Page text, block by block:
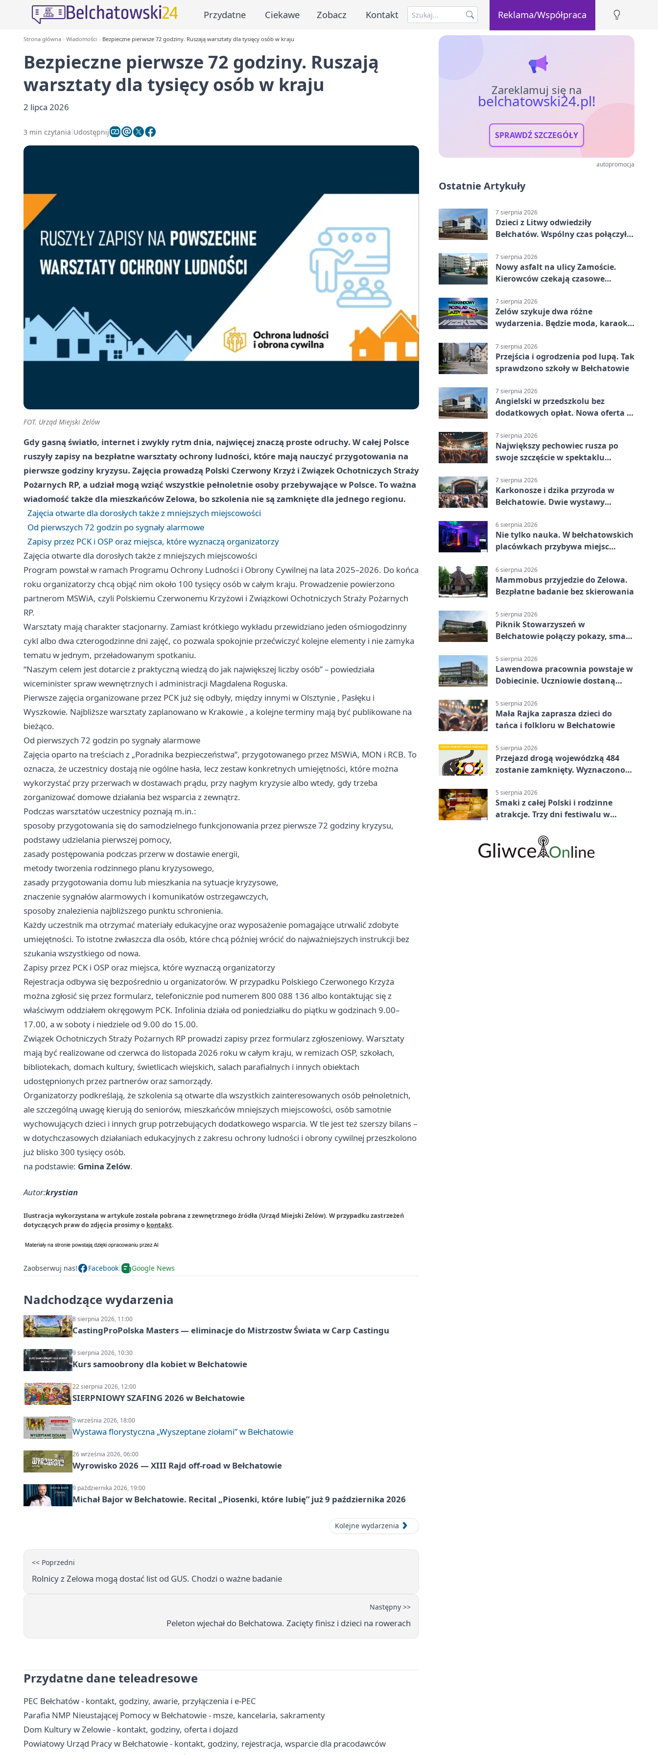
Przydatne Ciekawe Zobacz Kontakt Reklama/Współpraca
Strona główna Wiadomości Bezpieczne pierwsze 72 godziny. Ruszają warsztaty dla tysięcy osób w kraju
Bezpieczne pierwsze 72 godziny. Ruszają
warsztaty dla tysięcy osób w kraju
2 lipca 2026
3 min czytania Udostępnij
FOT. Urząd Miejski Zelów
Gdy gasną światło, internet i zwykły rytm dnia, najwięcej znaczą proste odruchy. W całej Polsce
ruszyły zapisy na bezpłatne warsztaty ochrony ludności, które mają nauczyć przygotowania na
pierwsze godziny kryzysu. Zajęcia prowadzą Polski Czerwony Krzyż i Związek Ochotniczych Straży
Pożarnych RP, a udział mogą wziąć wszystkie pełnoletnie osoby przebywające w Polsce. To ważna
wiadomość także dla mieszkańców Zelowa, bo szkolenia nie są zamknięte dla jednego regionu.
Zajęcia otwarte dla dorosłych także z mniejszych miejscowości
Od pierwszych 72 godzin po sygnały alarmowe
Zapisy przez PCK i OSP oraz miejsca, które wyznaczą organizatorzy
Zajęcia otwarte dla dorosłych także z mniejszych miejscowości
Program powstał w ramach Programu Ochrony Ludności i Obrony Cywilnej na lata 2025–2026. Do końca
roku organizatorzy chcą objąć nim około 100 tysięcy osób w całym kraju. Prowadzenie powierzono
partnerom MSWiA, czyli Polskiemu Czerwonemu Krzyżowi i Związkowi Ochotniczych Straży Pożarnych
RP.
Warsztaty mają charakter stacjonarny. Zamiast krótkiego wykładu przewidziano jeden ośmiogodzinny
cykl albo dwa czterogodzinne dni zajęć, co pozwala spokojnie przećwiczyć kolejne elementy i nie zamyka
tematu w jednym, przeładowanym spotkaniu.
“Naszym celem jest dotarcie z praktyczną wiedzą do jak największej liczby osób” – powiedziała
wiceminister spraw wewnętrznych i administracji Magdalena Roguska.
Pierwsze zajęcia organizowane przez PCK już się odbyły, między innymi w Olsztynie , Pasłęku i
Wyszkowie. Najbliższe warsztaty zaplanowano w Krakowie , a kolejne terminy mają być publikowane na
bieżąco.
Od pierwszych 72 godzin po sygnały alarmowe
Zajęcia oparto na treściach z „Poradnika bezpieczeństwa”, przygotowanego przez MSWiA, MON i RCB. To
oznacza, że uczestnicy dostają nie ogólne hasła, lecz zestaw konkretnych umiejętności, które można
wykorzystać przy przerwach w dostawach prądu, przy nagłym kryzysie albo wtedy, gdy trzeba
zorganizować domowe działania bez wsparcia z zewnątrz.
Podczas warsztatów uczestnicy poznają m.in.:
sposoby przygotowania się do samodzielnego funkcjonowania przez pierwsze 72 godziny kryzysu,
podstawy udzielania pierwszej pomocy,
zasady postępowania podczas przerw w dostawie energii,
metody tworzenia rodzinnego planu kryzysowego,
zasady przygotowania domu lub mieszkania na sytuacje kryzysowe,
znaczenie sygnałów alarmowych i komunikatów ostrzegawczych,
sposoby znalezienia najbliższego punktu schronienia.
Każdy uczestnik ma otrzymać materiały edukacyjne oraz wyposażenie pomagające utrwalić zdobyte
umiejętności. To istotne zwłaszcza dla osób, które chcą później wrócić do najważniejszych instrukcji bez
szukania wszystkiego od nowa.
Zapisy przez PCK i OSP oraz miejsca, które wyznaczą organizatorzy
Rejestracja odbywa się bezpośrednio u organizatorów. W przypadku Polskiego Czerwonego Krzyża
można zgłosić się przez formularz, telefonicznie pod numerem 800 088 136 albo kontaktując się z
właściwym oddziałem okręgowym PCK. Infolinia działa od poniedziałku do piątku w godzinach 9.00–
17.00, a w soboty i niedziele od 9.00 do 15.00.
Związek Ochotniczych Straży Pożarnych RP prowadzi zapisy przez formularz zgłoszeniowy. Warsztaty
mają być realizowane od czerwca do listopada 2026 roku w całym kraju, w remizach OSP, szkołach,
bibliotekach, domach kultury, świetlicach wiejskich, salach parafialnych i innych obiektach
udostępnionych przez partnerów oraz samorządy.
Organizatorzy podkreślają, że szkolenia są otwarte dla wszystkich zainteresowanych osób pełnoletnich,
ale szczególną uwagę kierują do seniorów, mieszkańców mniejszych miejscowości, osób samotnie
wychowujących dzieci i innych grup potrzebujących dodatkowego wsparcia. W tle jest też szerszy bilans –
w dotychczasowych działaniach edukacyjnych z zakresu ochrony ludności i obrony cywilnej przeszkolono
już blisko 300 tysięcy osób.
na podstawie: Gmina Zelów.
Autor:krystian
Ilustracja wykorzystana w artykule została pobrana z zewnętrznego źródła (Urząd Miejski Zelów). W przypadku zastrzeżeń
dotyczących praw do zdjęcia prosimy o kontakt.
Zaobserwuj nas! Facebook Google News
Nadchodzące wydarzenia
8 sierpnia 2026, 11:00
CastingProPolska Masters — eliminacje do Mistrzostw Świata w Carp Castingu
9 sierpnia 2026, 10:30
Kurs samoobrony dla kobiet w Bełchatowie
22 sierpnia 2026, 12:00
SIERPNIOWY SZAFING 2026 w Bełchatowie
9 września 2026, 18:00
Wystawa florystyczna „Wyszeptane ziołami” w Bełchatowie
26 września 2026, 06:00
Wyrowisko 2026 — XIII Rajd off‑road w Bełchatowie
9 października 2026, 19:00
Michał Bajor w Bełchatowie. Recital „Piosenki, które lubię” już 9 października 2026
Kolejne wydarzenia
<< Poprzedni
Rolnicy z Zelowa mogą dostać list od GUS. Chodzi o ważne badanie
Następny >>
Peleton wjechał do Bełchatowa. Zacięty finisz i dzieci na rowerach
Przydatne dane teleadresowe
PEC Bełchatów - kontakt, godziny, awarie, przyłączenia i e-PEC
Parafia NMP Nieustającej Pomocy w Bełchatowie - msze, kancelaria, sakramenty
Dom Kultury w Zelowie - kontakt, godziny, oferta i dojazd
Powiatowy Urząd Pracy w Bełchatowie - kontakt, godziny, rejestracja, wsparcie dla pracodawców
Zareklamuj się na
belchatowski24.pl!
SPRAWDŹ SZCZEGÓŁY
autopromocja
Ostatnie Artykuły
7 sierpnia 2026
Dzieci z Litwy odwiedziły
Bełchatów. Wspólny czas połączył
7 sierpnia 2026
Nowy asfalt na ulicy Zamoście.
Kierowców czekają czasowe
7 sierpnia 2026
Zelów szykuje dwa różne
wydarzenia. Będzie moda, karaoke
7 sierpnia 2026
Przejścia i ogrodzenia pod lupą. Tak
sprawdzono szkoły w Bełchatowie
7 sierpnia 2026
Angielski w przedszkolu bez
dodatkowych opłat. Nowa oferta w
7 sierpnia 2026
Największy pechowiec rusza po
swoje szczęście w spektaklu
7 sierpnia 2026
Karkonosze i dzika przyroda w
Bełchatowie. Dwie wystawy
6 sierpnia 2026
Nie tylko nauka. W bełchatowskich
placówkach przybywa miejsc
6 sierpnia 2026
Mammobus przyjedzie do Zelowa.
Bezpłatne badanie bez skierowania
5 sierpnia 2026
Piknik Stowarzyszeń w
Bełchatowie połączy pokazy, smaki
5 sierpnia 2026
Lawendowa pracownia powstaje w
Dobiecinie. Uczniowie dostaną
5 sierpnia 2026
Mała Rajka zaprasza dzieci do
tańca i folkloru w Bełchatowie
5 sierpnia 2026
Przejazd drogą wojewódzką 484
zostanie zamknięty. Wyznaczono
5 sierpnia 2026
Smaki z całej Polski i rodzinne
atrakcje. Trzy dni festiwalu w